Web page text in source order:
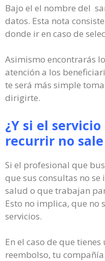
Bajo el el nombre del
datos. Esta nota
donde ir en caso de
Asimismo encontrarás
atención a los
te será más simple
dirigirte.
¿Y si el
recurrir no
Si el profesional que
que sus consultas no se
salud o que trabajan
Esto no implica, que no
servicios.
En el caso de que
reembolso, tu